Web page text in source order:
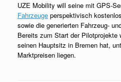
UZE Mobility will seine mit GPS-
Fahrzeuge perspektivisch
sowie die generierten Fahrzeug-
Bereits zum Start der Pilotprojekte
seinen Hauptsitz in Bremen hat,
Marktpreisen liegen.